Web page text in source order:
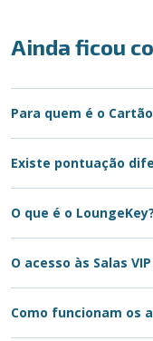
Ainda ficou
Para quem é o
Existe pontuação
O que é o LoungeKey?
O acesso às Salas
Como funcionam os